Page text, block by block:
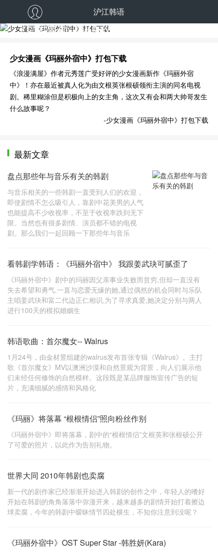
沪江韩语
少女漫画《玛丽外宿中》打包下载
少女漫画《玛丽外宿中》打包下载
《浪漫满屋》作者元秀莲广受好评的少女漫画新作《玛丽外宿
中》！亦在最近被真人化为由文根英张根硕领衔主演的同名电视
剧。稀里糊涂但是积极向上的女主角，这次又有会和两大帅哥发生
什么故事呢？
-少女漫画《玛丽外宿中》打包下载
最新文章
盘点那些年与音乐有关的韩剧
与音乐相关的一些韩剧一直受到人们的欢迎，
即使剧情不怎么吸引人，靠剧中花美男的人气
也能提高不少收视率，不至于收视率跌到无下
限。当然也有很多剧情、演员都不错的电视
剧。那么我们一起回顾一下那些年与音乐
看韩剧学韩语：《玛丽外宿中》 我跟姜武玦可腻歪了
《玛丽外宿中》剧中的玛丽因父亲事业失败而贫穷,但却一直没有
失去希望和勇气.一直与恋爱无缘的她,通过偶然的机会同时与乐队
主唱姜武玦和富二代边正仁相识,为了寻求真爱,她决定分别与两人
进行100天的模拟婚姻生
韩语歌曲：首尔魔女-- Walrus
1月24号，由金材昱组建的walrus发布首张专辑《Walrus》。主打
歌《首尔魔女》MV以澳洲沙漠和自然景观为背景，向人们展示他
们未经任何修饰的自然模样。这段既是某品牌服饰宣传广告的短
片，充满细腻的感情和风格化
《玛丽》将落幕 “根根情侣”照向粉丝作别
《玛丽外宿中》即将落幕，剧中的“根根情侣”文根英和张根硕公开
了可爱的照片，以此作为告别礼物。
世界大同 2010年韩剧也卖腐
新一代的剧作家已经渐渐开始进入韩剧的创作之中，年轻人的嗜好
开始在韩剧的角角落落中弥漫开来，越来越多的剧情开始打着擦边
球卖腐，今年的韩剧中暧昧情节四处横生，不知你注意到没呢？
《玛丽外宿中》OST Super Star -韩胜妍(Kara)